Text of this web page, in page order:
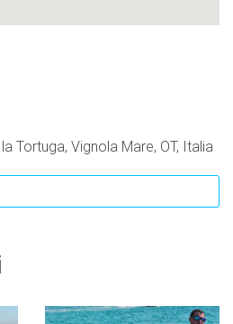
Tortuga, Vignola Mare, OT, Italia